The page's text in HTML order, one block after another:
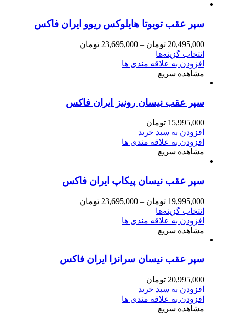
سپر عقب تویوتا هایلوکس ریوو ایران فاکس
20,495,000 تومان –
23,695,000 تومان
انتخاب گزینه‌ها
افزودن به علاقه مندی ها
مشاهده سریع
سپر عقب نیسان رونیز ایران فاکس
15,995,000 تومان
افزودن به سبد خرید
افزودن به علاقه مندی ها
مشاهده سریع
سپر عقب نیسان پیکاپ ایران فاکس
19,995,000 تومان –
23,695,000 تومان
انتخاب گزینه‌ها
افزودن به علاقه مندی ها
مشاهده سریع
سپر عقب نیسان سرانزا ایران فاکس
20,995,000 تومان
افزودن به سبد خرید
افزودن به علاقه مندی ها
مشاهده سریع